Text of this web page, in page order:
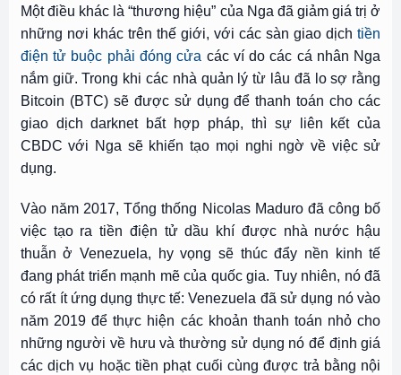
Một điều khác là “thương hiệu” của Nga đã giảm giá trị ở
những nơi khác trên thế giới, với các sàn giao dịchtiền
điện tử buộc phải đóng cửa các ví do các cá nhân Nga
nắm giữ. Trong khi các nhà quản lý từ lâu đã lo sợ rằng
Bitcoin (BTC) sẽ được sử dụng để thanh toán cho các
giao dịch darknet bất hợp pháp, thì sự liên kết của
CBDC với Nga sẽ khiến tạo mọi nghi ngờ về việc sử
dụng.
Vào năm 2017, Tổng thống Nicolas Maduro đã công bố
việc tạo ra tiền điện tử dầu khí được nhà nước hậu
thuẫn ở Venezuela, hy vọng sẽ thúc đẩy nền kinh tế
đang phát triển mạnh mẽ của quốc gia. Tuy nhiên, nó đã
có rất ít ứng dụng thực tế: Venezuela đã sử dụng nó vào
năm 2019 để thực hiện các khoản thanh toán nhỏ cho
những người về hưu và thường sử dụng nó để định giá
các dịch vụ hoặc tiền phạt cuối cùng được trả bằng nội